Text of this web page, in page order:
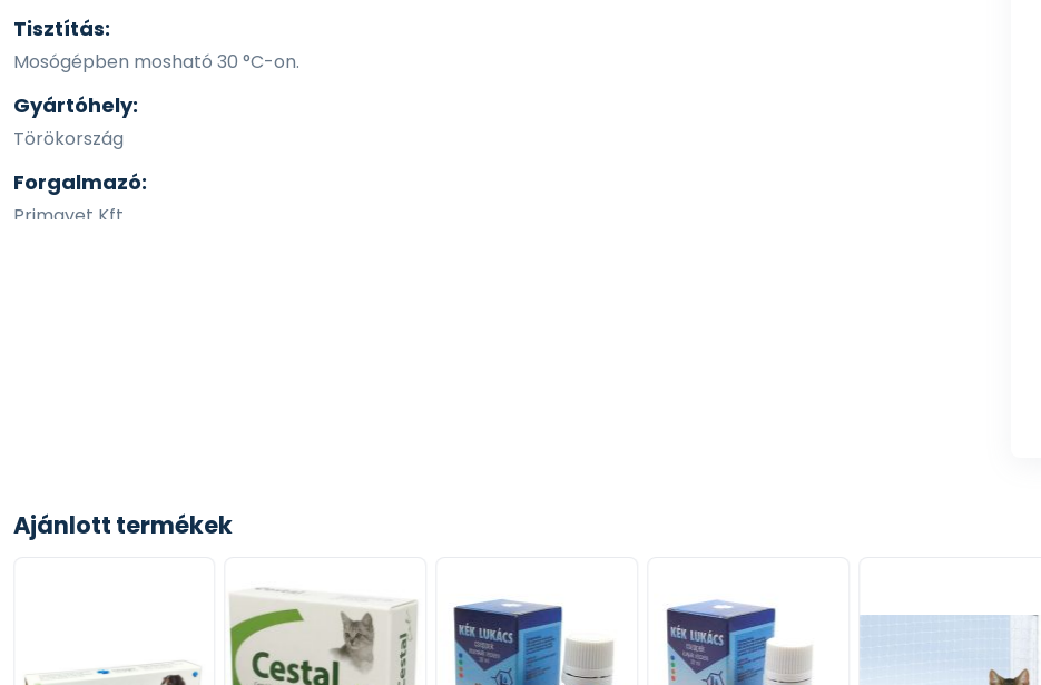
Tisztítás:
Mosógépben mosható 30 °C-on.
Gyártóhely:
Törökország
Forgalmazó:
Primavet Kft.
Ajánlott termékek